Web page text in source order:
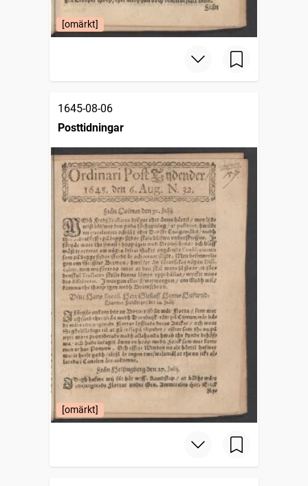
[omärkt]
1645-08-06
Posttidningar
[omärkt]